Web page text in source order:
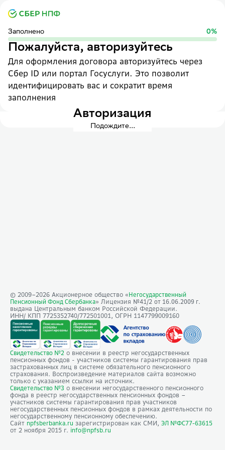
Заполнено 0%
Пожалуйста, авторизуйтесь
Для оформления договора авторизуйтесь через
Сбер ID или портал Госуслуги. Это позволит
идентифицировать вас и сократит время
заполнения
Авторизация
Подождите...
© 2009–2026 Акционерное общество « Негосударственный
Пенсионный Фонд Сбербанка» Лицензия №41/2 от 16.06.2009 г.
выдана Центральным банком Российской Федерации.
ИНН/ КПП 7725352740/772501001, ОГРН 1147799009160
Свидетельство №2 о внесении в реестр негосударственных
пенсионных фондов - участников системы гарантирования прав
застрахованных лиц в системе обязательного пенсионного
страхования. Воспроизведение материалов сайта возможно
только с указанием ссылки на источник.
Свидетельство №3 о внесении негосударственного пенсионного
фонда в реестр негосударственных пенсионных фондов –
участников системы гарантирования прав участников
негосударственных пенсионных фондов в рамках деятельности по
негосударственному пенсионному обеспечению.
Сайт npfsberbanka.ru зарегистрирован как СМИ, ЭЛ №ФС77-63615
от 2 ноября 2015 г. info@npfsb.ru